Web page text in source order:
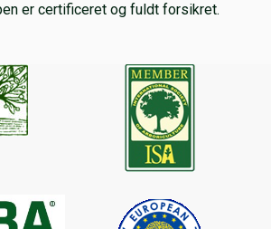
er certificeret og fuldt forsikret.